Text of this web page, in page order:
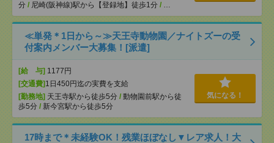
分 / 尼崎(阪神線)駅から【登録地】徒歩1分 / …
≪単発＊1日から～≫天王寺動物園／ナイトズーの受
付案内メンバー大募集！[派遣]
[給 与] 1177円
[交通費] 1日450円迄の実費を支給
[勤務地] 天王寺駅から徒歩5分 / 動物園前駅から徒
歩5分 / 新今宮駅から徒歩5分
気になる！
17時まで＊未経験OK！残業ほぼなし▼レア求人！大